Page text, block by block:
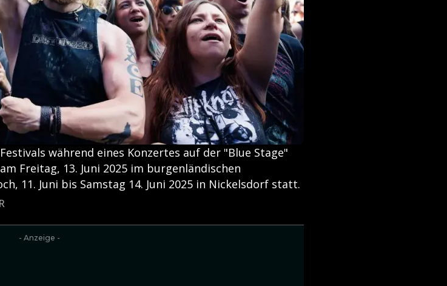
Festivals während eines Konzertes auf der "Blue Stage"
Freitag, 13. Juni 2025 im burgenländischen
11. Juni bis Samstag 14. Juni 2025 in Nickelsdorf statt.
- Anzeige -